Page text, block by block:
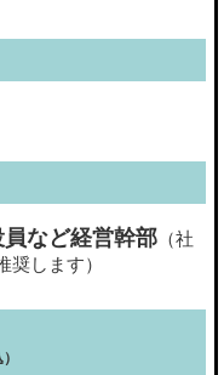
など経営幹部 （社
します）